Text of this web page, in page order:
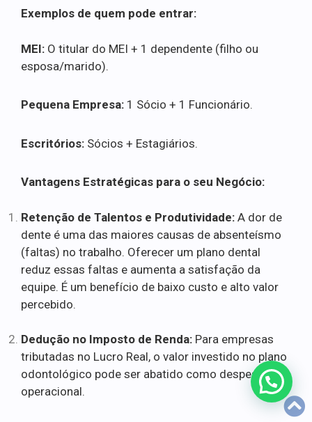
Exemplos de quem pode entrar:
MEI: O titular do MEI + 1 dependente (filho ou
esposa/marido).
Pequena Empresa: 1 Sócio + 1 Funcionário.
Escritórios: Sócios + Estagiários.
Vantagens Estratégicas para o seu Negócio:
Retenção de Talentos e Produtividade: A dor de
dente é uma das maiores causas de absenteísmo
(faltas) no trabalho. Oferecer um plano dental
reduz essas faltas e aumenta a satisfação da
equipe. É um benefício de baixo custo e alto valor
percebido.
Dedução no Imposto de Renda: Para empresas
tributadas no Lucro Real, o valor investido no plano
odontológico pode ser abatido como despesa
operacional.